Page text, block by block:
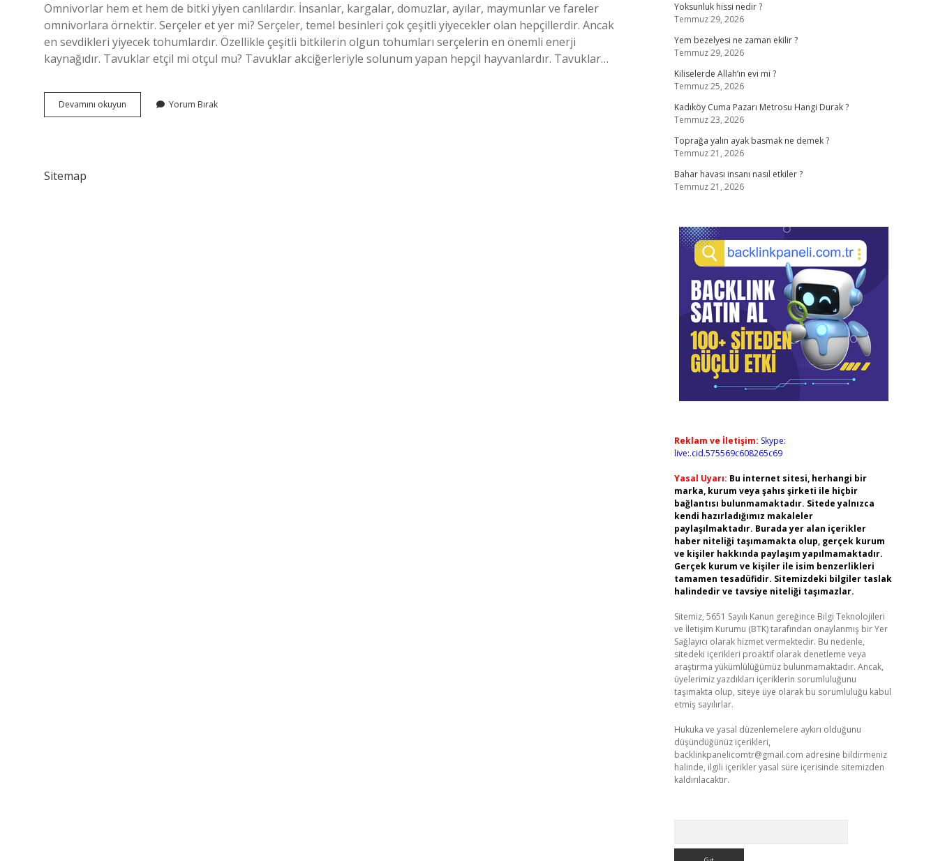
Omnivorlar hem et hem de bitki yiyen canlılardır. İnsanlar, kargalar, domuzlar, ayılar, maymunlar ve fareler
omnivorlara örnektir. Serçeler et yer mi? Serçeler, temel besinleri çok çeşitli yiyecekler olan hepçillerdir. Ancak
en sevdikleri yiyecek tohumlardır. Özellikle çeşitli bitkilerin olgun tohumları serçelerin en önemli enerji
kaynağıdır. Tavuklar etçil mi otçul mu? Tavuklar akciğerleriyle solunum yapan hepçil hayvanlardır. Tavuklar…
Devamını okuyun
Etçil
Yorum Bırak
Sitemap
Yoksunluk hissi nedir ?
Temmuz 29, 2026
Yem bezelyesi ne zaman ekilir ?
Temmuz 29, 2026
Kiliselerde Allah’ın evi mi ?
Temmuz 25, 2026
Kadıköy Cuma Pazarı Metrosu Hangi Durak ?
Temmuz 23, 2026
Toprağa yalın ayak basmak ne demek ?
Temmuz 21, 2026
Bahar havası insanı nasıl etkiler ?
Temmuz 21, 2026
Reklam ve İletişim: Skype:
live:.cid.575569c608265c69
Yasal Uyarı: Bu internet sitesi, herhangi bir
marka, kurum veya şahıs şirketi ile hiçbir
bağlantısı bulunmamaktadır. Sitede yalnızca
kendi hazırladığımız makaleler
paylaşılmaktadır. Burada yer alan içerikler
haber niteliği taşımamakta olup, gerçek kurum
ve kişiler hakkında paylaşım yapılmamaktadır.
Gerçek kurum ve kişiler ile isim benzerlikleri
tamamen tesadüfidir. Sitemizdeki bilgiler taslak
halindedir ve tavsiye niteliği taşımazlar.
Sitemiz, 5651 Sayılı Kanun gereğince Bilgi Teknolojileri
ve İletişim Kurumu (BTK) tarafından onaylanmış bir Yer
Sağlayıcı olarak hizmet vermektedir. Bu nedenle,
sitedeki içerikleri proaktif olarak denetleme veya
araştırma yükümlülüğümüz bulunmamaktadır. Ancak,
üyelerimiz yazdıkları içeriklerin sorumluluğunu
taşımakta olup, siteye üye olarak bu sorumluluğu kabul
etmiş sayılırlar.
Hukuka ve yasal düzenlemelere aykırı olduğunu
düşündüğünüz içerikleri,
backlinkpanelicomtr@gmail.com adresine bildirmeniz
halinde, ilgili içerikler yasal süre içerisinde sitemizden
kaldırılacaktır.